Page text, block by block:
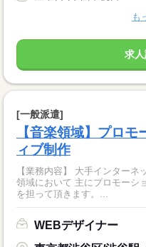
も
求
[一般派遣]
【音楽領域】プロ
ィブ制作
【業務内容】 大手インター
領域において 主にプロモーシ
を担って頂きます。...
WEBデザイナー